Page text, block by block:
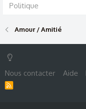
Politique
Amour / Amitié
Nous contacter Aide